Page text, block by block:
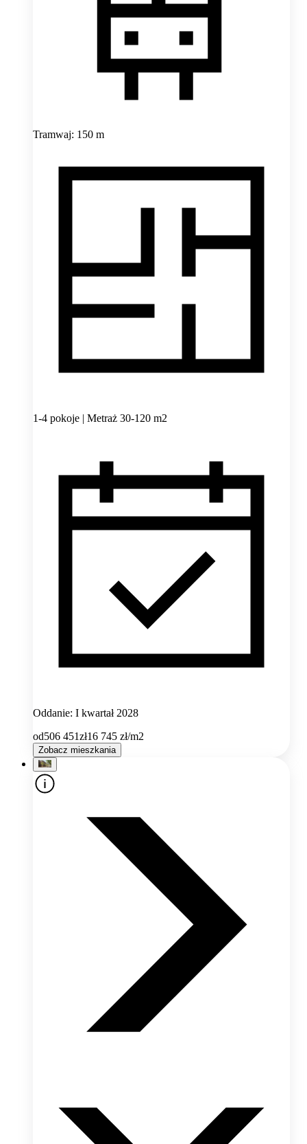
Tramwaj: 150 m
1-4 pokoje | Metraż 30-120 m2
Oddanie: I kwartał 2028
od506 451zł16 745 zł/m2
Zobacz mieszkania